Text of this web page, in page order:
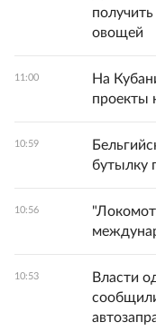
овощей
11:00
На
проекты
10:59
бутылку
10:56
10:53
Власти